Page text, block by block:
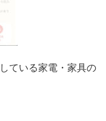
ている家電・家具の